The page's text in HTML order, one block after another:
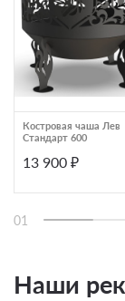
Костровая чаша Лев
Стандарт 600
13 900 ₽
01
Наши